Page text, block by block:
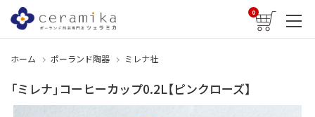
0
ホーム ポーランド陶器 ミレナ社
「ミレナ」コーヒーカップ0.2L【ピンクローズ】